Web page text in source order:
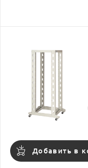
Добавить в